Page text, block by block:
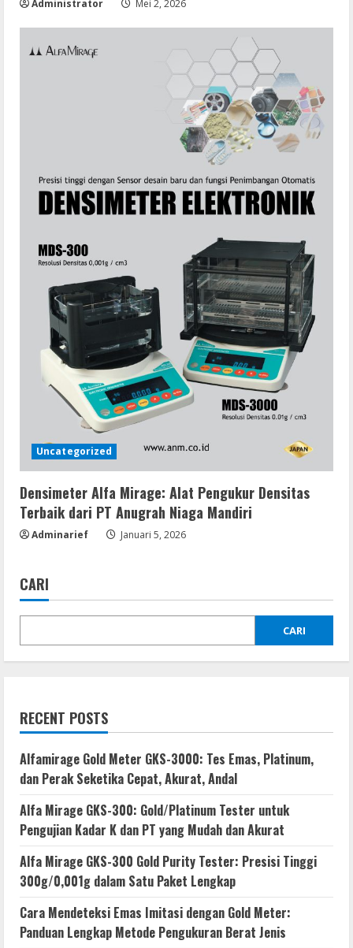
Administrator Mei 2, 2026
Uncategorized
Densimeter Alfa Mirage: Alat Pengukur Densitas
Terbaik dari PT Anugrah Niaga Mandiri
Adminarief Januari 5, 2026
CARI
CARI
RECENT POSTS
Alfamirage Gold Meter GKS-3000: Tes Emas, Platinum,
dan Perak Seketika Cepat, Akurat, Andal
Alfa Mirage GKS-300: Gold/Platinum Tester untuk
Pengujian Kadar K dan PT yang Mudah dan Akurat
Alfa Mirage GKS-300 Gold Purity Tester: Presisi Tinggi
300g/0,001g dalam Satu Paket Lengkap
Cara Mendeteksi Emas Imitasi dengan Gold Meter:
Panduan Lengkap Metode Pengukuran Berat Jenis